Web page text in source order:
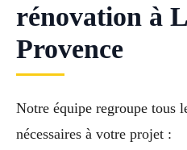
rénovation à
Provence
Notre équipe regroupe tous
nécessaires à votre projet :